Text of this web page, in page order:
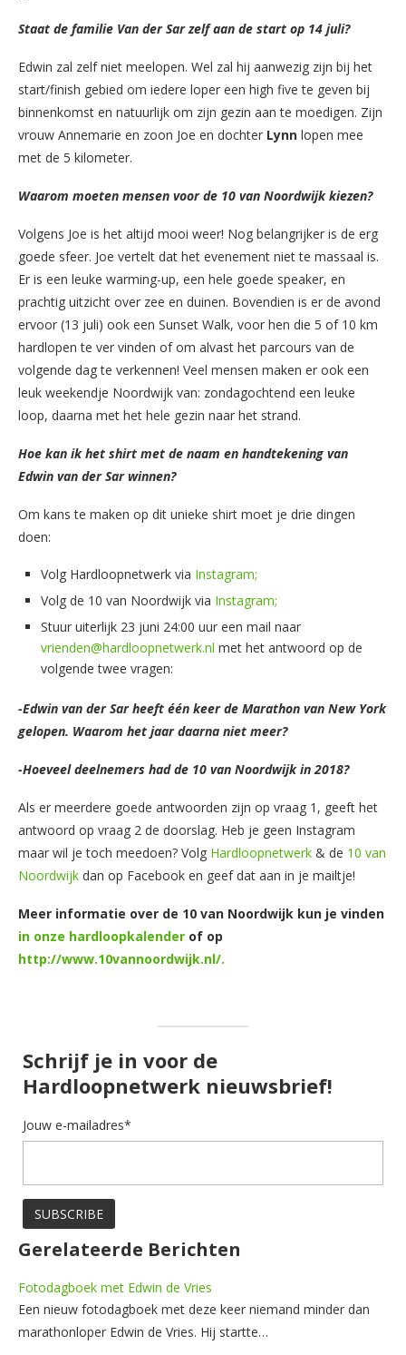
Staat de familie Van der Sar zelf aan de start op 14 juli?
Edwin zal zelf niet meelopen. Wel zal hij aanwezig zijn bij het
start/finish gebied om iedere loper een high five te geven bij
binnenkomst en natuurlijk om zijn gezin aan te moedigen. Zijn
vrouw Annemarie en zoon Joe en dochter Lynn lopen mee
met de 5 kilometer.
Waarom moeten mensen voor de 10 van Noordwijk kiezen?
Volgens Joe is het altijd mooi weer! Nog belangrijker is de erg
goede sfeer. Joe vertelt dat het evenement niet te massaal is.
Er is een leuke warming-up, een hele goede speaker, en
prachtig uitzicht over zee en duinen. Bovendien is er de avond
ervoor (13 juli) ook een Sunset Walk, voor hen die 5 of 10 km
hardlopen te ver vinden of om alvast het parcours van de
volgende dag te verkennen! Veel mensen maken er ook een
leuk weekendje Noordwijk van: zondagochtend een leuke
loop, daarna met het hele gezin naar het strand.
Hoe kan ik het shirt met de naam en handtekening van
Edwin van der Sar winnen?
Om kans te maken op dit unieke shirt moet je drie dingen
doen:
Volg Hardloopnetwerk via Instagram;
Volg de 10 van Noordwijk via Instagram;
Stuur uiterlijk 23 juni 24:00 uur een mail naar
vrienden@hardloopnetwerk.nl met het antwoord op de
volgende twee vragen:
-Edwin van der Sar heeft één keer de Marathon van New York
gelopen. Waarom het jaar daarna niet meer?
-Hoeveel deelnemers had de 10 van Noordwijk in 2018?
Als er meerdere goede antwoorden zijn op vraag 1, geeft het
antwoord op vraag 2 de doorslag. Heb je geen Instagram
maar wil je toch meedoen? Volg Hardloopnetwerk & de 10 van
Noordwijk dan op Facebook en geef dat aan in je mailtje!
Meer informatie over de 10 van Noordwijk kun je vinden
in onze hardloopkalender of op
http://www.10vannoordwijk.nl/.
Schrijf je in voor de
Hardloopnetwerk nieuwsbrief!
Jouw e-mailadres*
Gerelateerde Berichten
Fotodagboek met Edwin de Vries
Een nieuw fotodagboek met deze keer niemand minder dan
marathonloper Edwin de Vries. Hij startte…